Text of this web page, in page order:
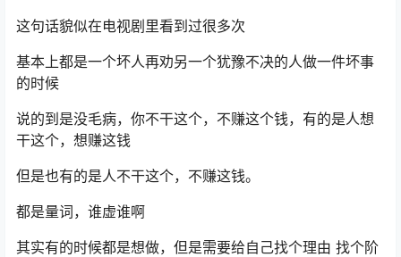
这句话貌似在电视剧里看到过很多次
基本上都是一个坏人再劝另一个犹豫不决的人做一件坏事
的时候
说的到是没毛病，你不干这个，不赚这个钱，有的是人想
干这个，想赚这钱
但是也有的是人不干这个，不赚这钱。
都是量词，谁虚谁啊
其实有的时候都是想做，但是需要给自己找个理由 找个阶